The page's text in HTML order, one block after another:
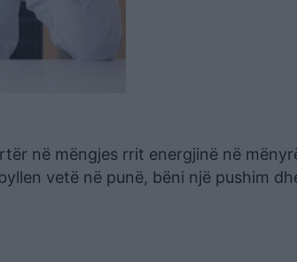
në mëngjes rrit energjinë në
vetë në punë, bëni një pushim